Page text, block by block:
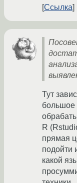
Ссылка
Тут
большое
R
прямая
подойти
какой